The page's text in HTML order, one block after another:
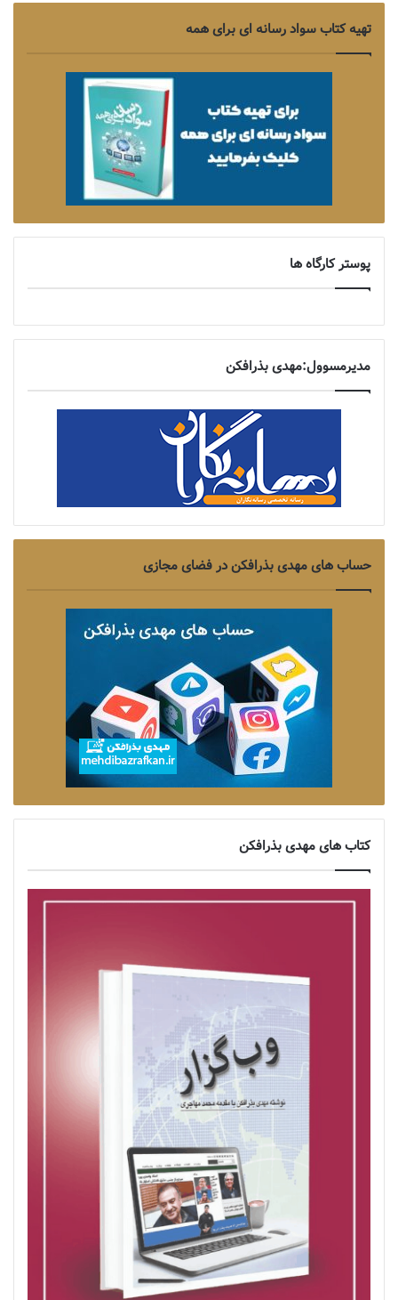
تهیه کتاب سواد رسانه ای برای همه
پوستر کارگاه ها
مدیرمسوول:مهدی بذرافکن
حساب های مهدی بذرافکن در فضای مجازی
کتاب های مهدی بذرافکن